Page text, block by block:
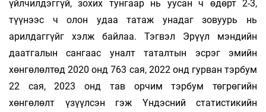
үйлчилдэггүй, зохих тун­гаар нь уусан ч өдөрт 2-3,
түүнээс ч олон удаа татаж унадаг зовуурь нь
арилдаггүйг хэлж байлаа. Тэг­вэл Эрүүл мэндийн
даатгалын сангаас уналт таталтын эсрэг эмийн
хөнгөлөлтөд 2020 онд 763 сая, 2022 онд гурван тэрбум
22 сая, 2023 онд тав ор­чим тэрбум төгрөгийн
хөнгөлөлт үзүүлсэн гэж Үндэсний статистикийн